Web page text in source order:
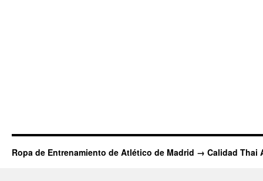
Ropa de Entrenamiento de Atlético de Madrid → Calidad Thai